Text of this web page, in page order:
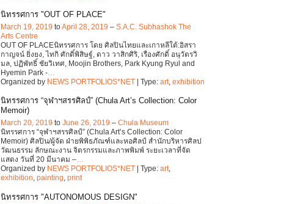
นิทรรศการ "OUT OF PLACE"
March 19, 2019 toApril 28, 2019 – S.A.C. Subhashok The
Arts Centre
OUT OF PLACEนิทรรศการ โดย ศิลปินไทยและเกาหลีใต้:อิสรา
กาญจน์ ยิ่งยง, ไทกิ ศักดิ์พิสิษฐ์, ดาว วาสิกศิริ, เรืองศักดิ์ อนุวัตรวิ
มล, ปฏิพัทธิ์ ชัยวิเทศ, Moojin Brothers, Park Kyung Ryul and
Hyemin Park -
Organized by NEWS PORTFOLIOS*NET | Type: art exhibition
นิทรรศการ “จุฬาฯสรรศิลป์” (Chula Art’s Collection: Color
Memoir)
March 20, 2019 to June 26, 2019 – Chula Museum
นิทรรศการ “จุฬาฯสรรศิลป์” (Chula Art’s Collection: Color
Memoir) ศิลปิน/ผู้จัด ฝ่ายพิพิธภัณฑ์และหอศิลป์ สำนักบริหารศิลป
วัฒนธรรม ลักษณะงาน จิตรกรรมและภาพพิมพ์ ระยะเวลาที่จัด
แสดง วันที่ 20 มีนาคม –…
Organized by NEWS PORTFOLIOS*NET | Type: art,
exhibition, painting, print
นิทรรศการ "AUTONOMOUS DESIGN"